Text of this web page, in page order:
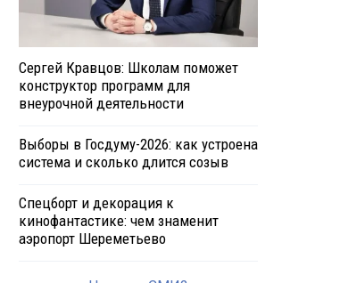
Сергей Кравцов: Школам поможет
конструктор программ для
внеурочной деятельности
Выборы в Госдуму-2026: как устроена
система и сколько длится созыв
Спецборт и декорация к
кинофантастике: чем знаменит
аэропорт Шереметьево